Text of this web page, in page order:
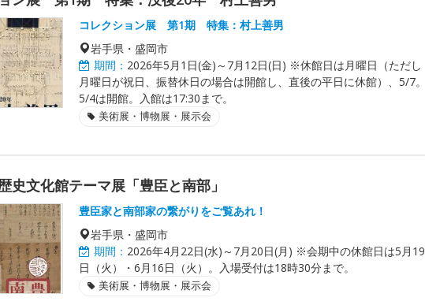
コレクション展 第1期 特集：村上善男
岩手県・盛岡市
期間： 2026年5月1日(金)～7月12日(日) ※休館日は月曜日（ただし
月曜日が祝日、振替休日の場合は開館し、直後の平日に休館）、5/7。
5/4は開館。入館は17:30まで。
美術展・博物展・展示会
史文化館テーマ展「豊臣と南部」
豊臣家と南部家の繋がりをご覧あれ！
岩手県・盛岡市
期間： 2026年4月22日(水)～7月20日(月) ※会期中の休館日は5月19
日（火）・6月16日（火）。入場受付は18時30分まで。
美術展・博物展・展示会